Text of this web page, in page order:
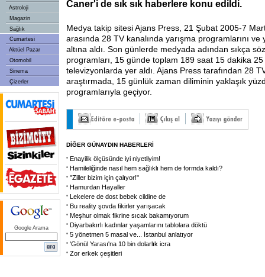
Astroloji
Magazin
Sağlık
Cumartesi
Aktüel Pazar
Otomobil
Sinema
Çizerler
Google Arama
Caner'i de sık sık haberlere konu edildi.
Medya takip sitesi Ajans Press, 21 Şubat 2005-7
arasında 28 TV kanalında yarışma programlarını ve
altına aldı. Son günlerde medyada adından sıkça
programları, 15 günde toplam 189 saat 15 dakika
televizyonlarda yer aldı. Ajans Press tarafından 28
araştırmada, 15 günlük zaman diliminin yaklaşık
programlarıyla geçiyor.
DİĞER GÜNAYDIN HABERLERİ
Enayilik ölçüsünde iyi niyetliyim!
Hamileliğinde nasıl hem sağlıklı hem de formda kaldı?
"Ziller bizim için çalıyor!"
Hamurdan Hayaller
Lekelere de dost bebek cildine de
Bu reality şovda fikirler yarışacak
Meşhur olmak fikrine sıcak bakamıyorum
Diyarbakırlı kadınlar yaşamlarını tablolara döktü
5 yönetmen 5 masal ve... İstanbul anlatıyor
'Gönül Yarası'na 10 bin dolarlık icra
Zor erkek çeşitleri